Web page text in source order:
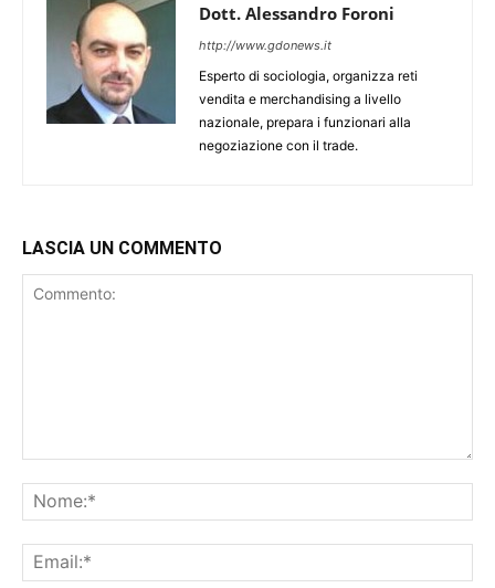
Dott. Alessandro Foroni
http://www.gdonews.it
Esperto di sociologia, organizza reti
vendita e merchandising a livello
nazionale, prepara i funzionari alla
negoziazione con il trade.
LASCIA UN COMMENTO